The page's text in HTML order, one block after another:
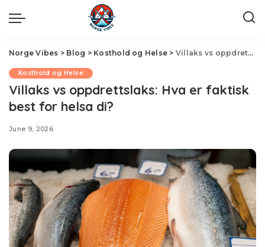
Norge Vibes > Blog > Kosthold og Helse > Villaks vs oppdrettslaks: Hva er faktisk best for helsa di?
Kosthold og Helse
Villaks vs oppdrettslaks: Hva er faktisk
best for helsa di?
June 9, 2026